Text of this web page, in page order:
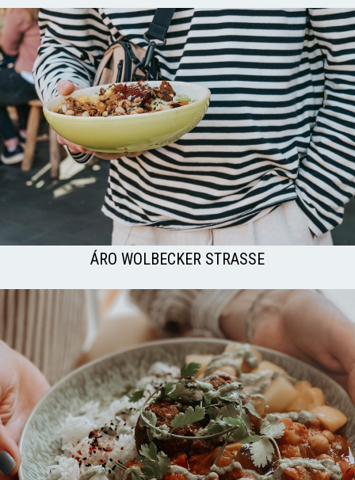
ÁRO WOLBECKER STRASSE